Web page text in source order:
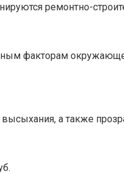
ремонтно-
факторам
а также